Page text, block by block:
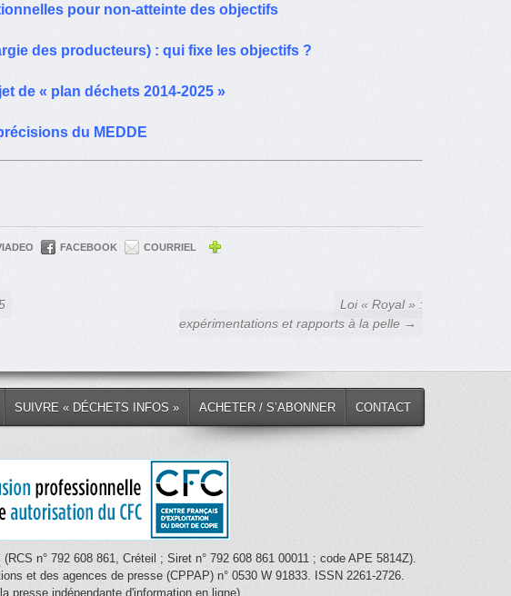
pour non-atteinte des objectifs
des producteurs) : qui fixe les objectifs ?
de « plan déchets 2014-2025 »
du MEDDE
FACEBOOK COURRIEL
Loi « Royal » :
expérimentations et rapports à la pelle →
SUIVRE « DÉCHETS INFOS » ACHETER / S’ABONNER CONTACT
n° 792 608 861, Créteil ; Siret n° 792 608 861 00011 ; code APE 5814Z).
et des agences de presse (CPPAP) n° 0530 W 91833. ISSN 2261-2726.
presse indépendante d'information en ligne).